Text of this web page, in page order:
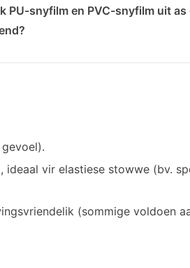
PU-snyfilm en PVC-snyfilm uit
ideaal vir elastiese stowwe (bv.
(sommige voldoen